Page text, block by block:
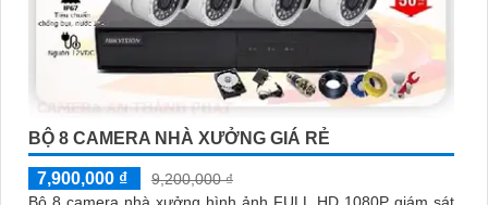
BỘ 8 CAMERA NHÀ XƯỞNG GIÁ RẺ
7,900,000 ₫
9,200,000 ₫